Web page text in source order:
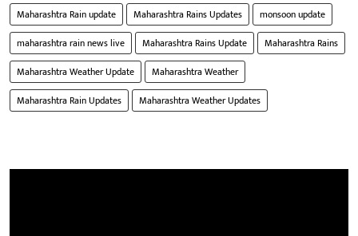
Maharashtra Rain update
Maharashtra Rains Updates
monsoon update
maharashtra rain news live
Maharashtra Rains Update
Maharashtra Rains
Maharashtra Weather Update
Maharashtra Weather
Maharashtra Rain Updates
Maharashtra Weather Updates